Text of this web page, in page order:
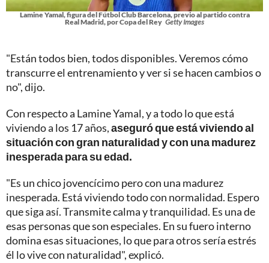
Lamine Yamal, figura del Fútbol Club Barcelona, previo al partido contra
Real Madrid, por Copa del Rey Getty Images
"Están todos bien, todos disponibles. Veremos cómo
transcurre el entrenamiento y ver si se hacen cambios o
no", dijo.
Con respecto a Lamine Yamal, y a todo lo que está
viviendo a los 17 años,aseguró que está viviendo al
situación con gran naturalidad y con una madurez
inesperada para su edad.
"Es un chico jovencícimo pero con una madurez
inesperada. Está viviendo todo con normalidad. Espero
que siga así. Transmite calma y tranquilidad. Es una de
esas personas que son especiales. En su fuero interno
domina esas situaciones, lo que para otros sería estrés
él lo vive con naturalidad", explicó.